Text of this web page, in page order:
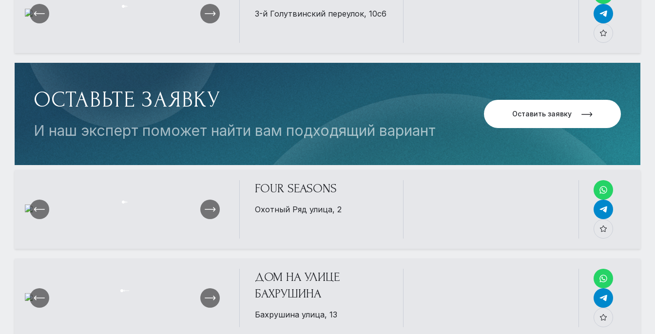
3-й Голутвинский переулок, 10с6
ОСТАВЬТЕ ЗАЯВКУ
И наш эксперт поможет найти вам подходящий вариант
Оставить заявку
FOUR SEASONS
Охотный Ряд улица, 2
ДОМ НА УЛИЦЕ
БАХРУШИНА
Бахрушина улица, 13